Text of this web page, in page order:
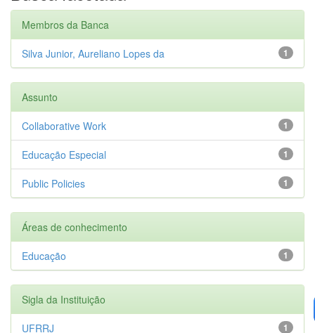
Membros da Banca
1
Silva Junior, Aureliano Lopes da
Assunto
1
Collaborative Work
1
Educação Especial
1
Public Policies
Áreas de conhecimento
1
Educação
Sigla da Instituição
1
UFRRJ